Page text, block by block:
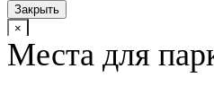
Закрыть
×
Места для